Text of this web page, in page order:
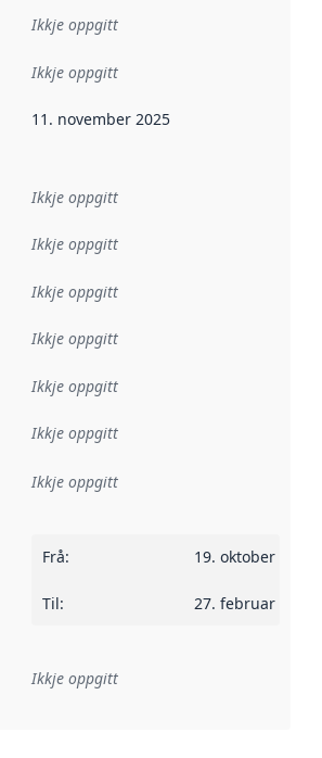
Ikkje oppgitt
:
Ikkje oppgitt
11. november 2025
Ikkje oppgitt
Ikkje oppgitt
Ikkje oppgitt
Ikkje oppgitt
Ikkje oppgitt
Ikkje oppgitt
Ikkje oppgitt
Frå: 19. oktober 2023
Til: 27. februar 2024
Referanse til ei implementeringsregel eller
Ikkje oppgitt